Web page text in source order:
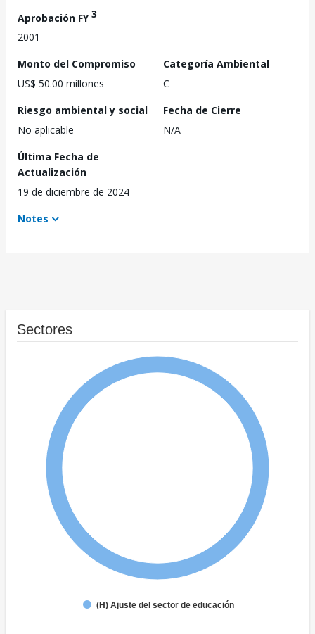
Aprobación FY3
2001
Monto del Compromiso
US$ 50.00 millones
Categoría Ambiental
C
Riesgo ambiental y social
No aplicable
Fecha de Cierre
N/A
Última Fecha de
Actualización
19 de diciembre de 2024
Notes
Sectores
(H) Ajuste del sector de educación